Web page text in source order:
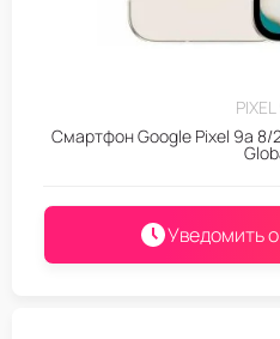
Смартфон Google Pixel 9a
Уведомить